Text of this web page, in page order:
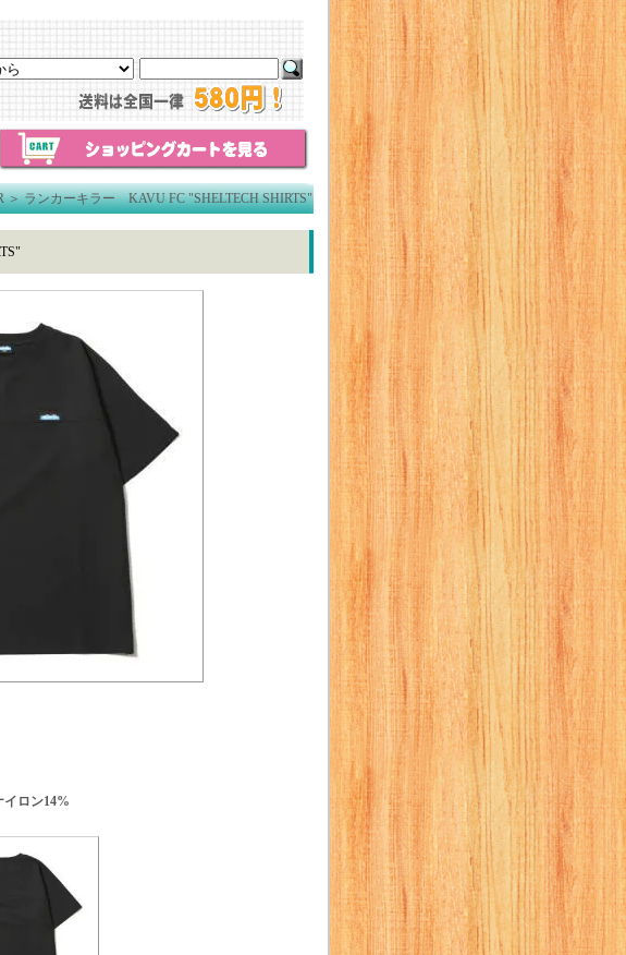
＞ランカーキラー KAVU FC "SHELTECH SHIRTS"
ロン14%